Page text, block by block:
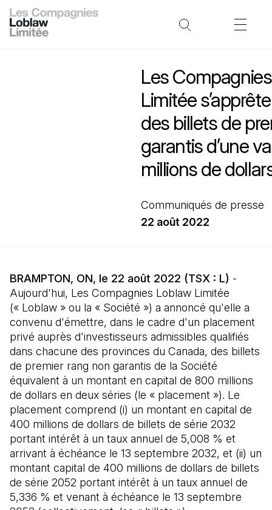
Les
Limitée
des billets de
garantis d’une
millions de
Communiqués de presse
22 août 2022
BRAMPTON, ON, le 22 août 2022 (TSX : L) -
Aujourd'hui, Les Compagnies Loblaw Limitée
(« Loblaw » ou la « Société ») a annoncé qu'elle a
convenu d'émettre, dans le cadre d'un placement
privé auprès d'investisseurs admissibles qualifiés
dans chacune des provinces du Canada, des billets
de premier rang non garantis de la Société
équivalent à un montant en capital de 800 millions
de dollars en deux séries (le « placement »). Le
placement comprend (i) un montant en capital de
400 millions de dollars de billets de série 2032
portant intérêt à un taux annuel de 5,008 % et
arrivant à échéance le 13 septembre 2032, et (ii) un
montant capital de 400 millions de dollars de billets
de série 2052 portant intérêt à un taux annuel de
5,336 % et venant à échéance le 13 septembre